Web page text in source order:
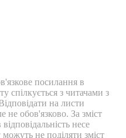
посилання в
спілкується з читачами з
на листи
не обов'язково. За зміст
несе
не поділяти зміст